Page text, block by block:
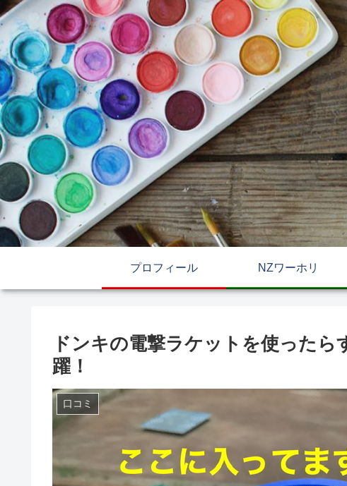
プロフィール NZワーホリ
ドンキの電撃ラケットを使った
躍！
口コミ